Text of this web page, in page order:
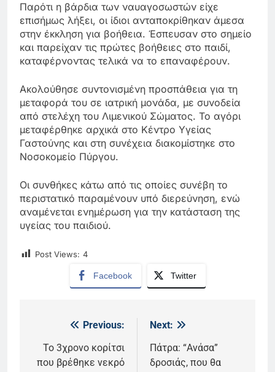
Παρότι η βάρδια των ναυαγοσωστών είχε
επισήμως λήξει, οι ίδιοι ανταποκρίθηκαν άμεσα
στην έκκληση για βοήθεια. Έσπευσαν στο σημείο
και παρείχαν τις πρώτες βοήθειες στο παιδί,
καταφέρνοντας τελικά να το επαναφέρουν.
Ακολούθησε συντονισμένη προσπάθεια για τη
μεταφορά του σε ιατρική μονάδα, με συνοδεία
από στελέχη του Λιμενικού Σώματος. Το αγόρι
μεταφέρθηκε αρχικά στο Κέντρο Υγείας
Γαστούνης και στη συνέχεια διακομίστηκε στο
Νοσοκομείο Πύργου.
Οι συνθήκες κάτω από τις οποίες συνέβη το
περιστατικό παραμένουν υπό διερεύνηση, ενώ
αναμένεται ενημέρωση για την κατάσταση της
υγείας του παιδιού.
Post Views: 4
Facebook Twitter
Πλοήγηση
άρθρων
Previous:
Το 3χρονο κορίτσι
που βρέθηκε νεκρό
Next:
Πάτρα: “Ανάσα”
δροσιάς, που θα